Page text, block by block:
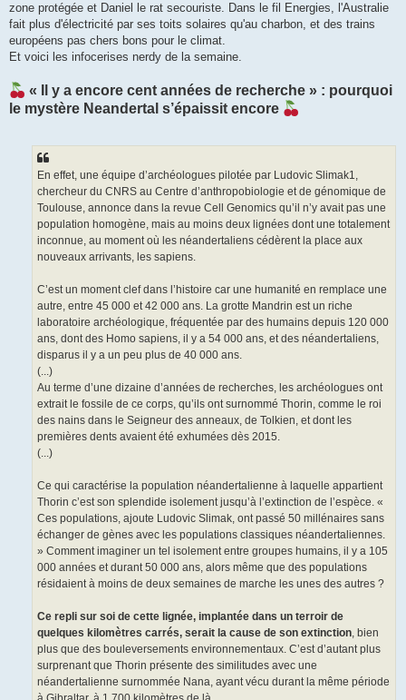
zone protégée et Daniel le rat secouriste. Dans le fil Energies, l'Australie
fait plus d'électricité par ses toits solaires qu'au charbon, et des trains
européens pas chers bons pour le climat.
Et voici les infocerises nerdy de la semaine.
« Il y a encore cent années de recherche » : pourquoi
le mystère Neandertal s’épaissit encore
En effet, une équipe d’archéologues pilotée par Ludovic Slimak1,
chercheur du CNRS au Centre d’anthropobiologie et de génomique de
Toulouse, annonce dans la revue Cell Genomics qu’il n’y avait pas une
population homogène, mais au moins deux lignées dont une totalement
inconnue, au moment où les néandertaliens cédèrent la place aux
nouveaux arrivants, les sapiens.
C’est un moment clef dans l’histoire car une humanité en remplace une
autre, entre 45 000 et 42 000 ans. La grotte Mandrin est un riche
laboratoire archéologique, fréquentée par des humains depuis 120 000
ans, dont des Homo sapiens, il y a 54 000 ans, et des néandertaliens,
disparus il y a un peu plus de 40 000 ans.
(...)
Au terme d’une dizaine d’années de recherches, les archéologues ont
extrait le fossile de ce corps, qu’ils ont surnommé Thorin, comme le roi
des nains dans le Seigneur des anneaux, de Tolkien, et dont les
premières dents avaient été exhumées dès 2015.
(...)
Ce qui caractérise la population néandertalienne à laquelle appartient
Thorin c’est son splendide isolement jusqu’à l’extinction de l’espèce. «
Ces populations, ajoute Ludovic Slimak, ont passé 50 millénaires sans
échanger de gènes avec les populations classiques néandertaliennes.
» Comment imaginer un tel isolement entre groupes humains, il y a 105
000 années et durant 50 000 ans, alors même que des populations
résidaient à moins de deux semaines de marche les unes des autres ?
Ce repli sur soi de cette lignée, implantée dans un terroir de
quelques kilomètres carrés, serait la cause de son extinction, bien
plus que des bouleversements environnementaux. C’est d’autant plus
surprenant que Thorin présente des similitudes avec une
néandertalienne surnommée Nana, ayant vécu durant la même période